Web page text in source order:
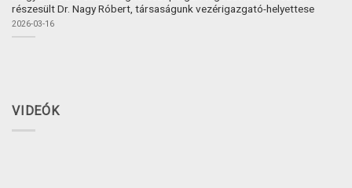
részesült Dr. Nagy Róbert, társaságunk vezérigazgató-helyettese
2026-03-16
VIDEÓK